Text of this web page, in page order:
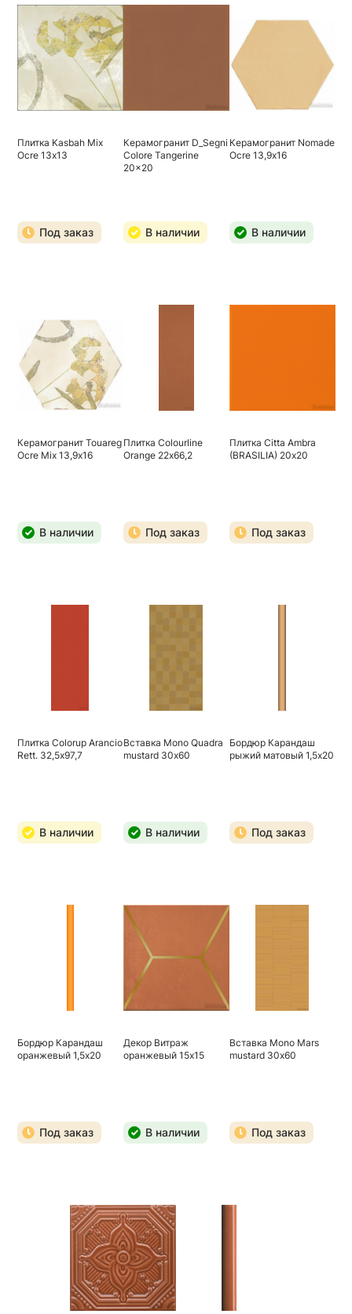
Плитка Kasbah Mix
Ocre 13х13
Под заказ
Керамогранит D_Segni
Colore Tangerine
20x20
В наличии
Керамогранит Nomade
Ocre 13,9х16
В наличии
Керамогранит Touareg
Ocre Mix 13,9х16
В наличии
Плитка Colourline
Orange 22х66,2
Под заказ
Плитка Citta Ambra
(BRASILIA) 20х20
Под заказ
Плитка Colorup Arancio
Rett. 32,5х97,7
В наличии
Вставка Mono Quadra
mustard 30х60
В наличии
Бордюр Карандаш
рыжий матовый 1,5х20
Под заказ
Бордюр Карандаш
оранжевый 1,5х20
Под заказ
Декор Витраж
оранжевый 15х15
В наличии
Вставка Mono Mars
mustard 30х60
Под заказ